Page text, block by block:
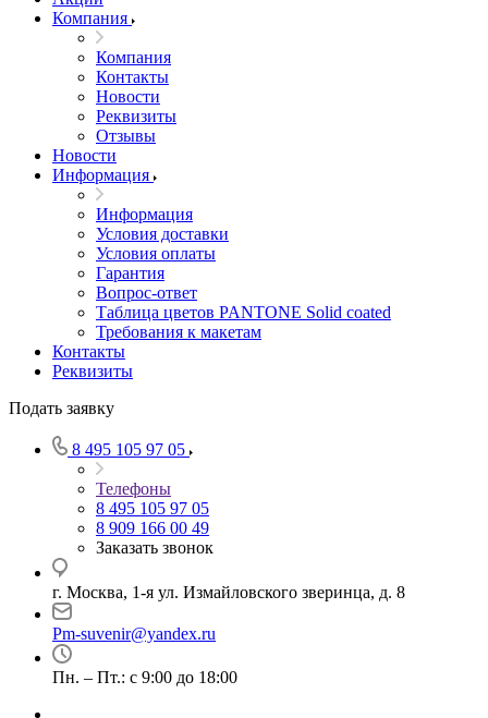
Компания
Компания
Контакты
Новости
Реквизиты
Отзывы
Новости
Информация
Информация
Условия доставки
Условия оплаты
Гарантия
Вопрос-ответ
Таблица цветов PANTONE Solid coated
Требования к макетам
Контакты
Реквизиты
Подать заявку
8 495 105 97 05
Телефоны
8 495 105 97 05
8 909 166 00 49
Заказать звонок
г. Москва, 1-я ул. Измайловского зверинца, д. 8
Pm-suvenir@yandex.ru
Пн. – Пт.: с 9:00 до 18:00